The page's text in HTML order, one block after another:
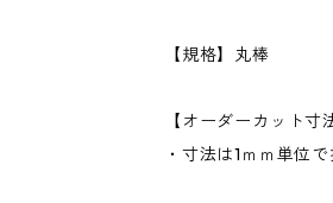
【規格】丸棒
【オーダーカット寸
・寸法は1ｍｍ単位